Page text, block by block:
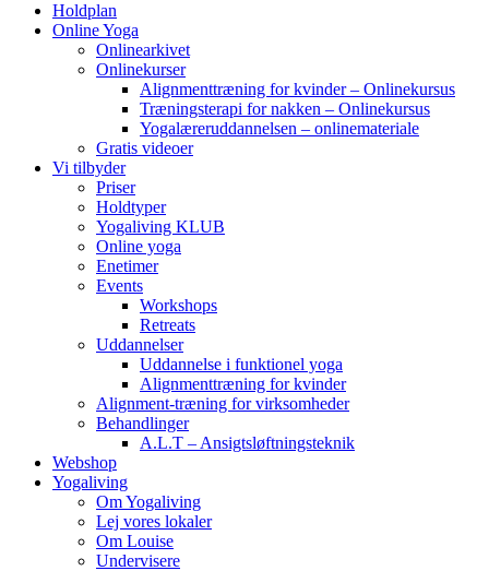
Holdplan
Online Yoga
Onlinearkivet
Onlinekurser
Alignmenttræning for kvinder – Onlinekursus
Træningsterapi for nakken – Onlinekursus
Yogalæreruddannelsen – onlinemateriale
Gratis videoer
Vi tilbyder
Priser
Holdtyper
Yogaliving KLUB
Online yoga
Enetimer
Events
Workshops
Retreats
Uddannelser
Uddannelse i funktionel yoga
Alignmenttræning for kvinder
Alignment-træning for virksomheder
Behandlinger
A.L.T – Ansigtsløftningsteknik
Webshop
Yogaliving
Om Yogaliving
Lej vores lokaler
Om Louise
Undervisere